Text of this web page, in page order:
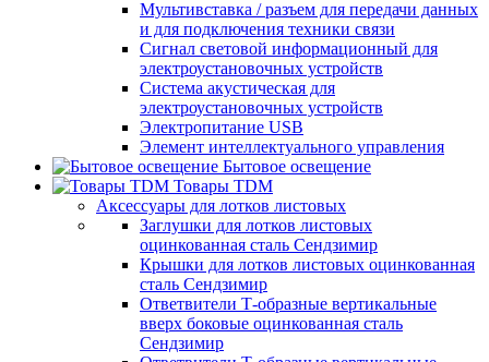
Мультивставка / разъем для передачи данных
и для подключения техники связи
Сигнал световой информационный для
электроустановочных устройств
Система акустическая для
электроустановочных устройств
Электропитание USB
Элемент интеллектуального управления
Бытовое освещение
Товары TDM
Аксессуары для лотков листовых
Заглушки для лотков листовых
оцинкованная сталь Сендзимир
Крышки для лотков листовых оцинкованная
сталь Сендзимир
Ответвители Т-образные вертикальные
вверх боковые оцинкованная сталь
Сендзимир